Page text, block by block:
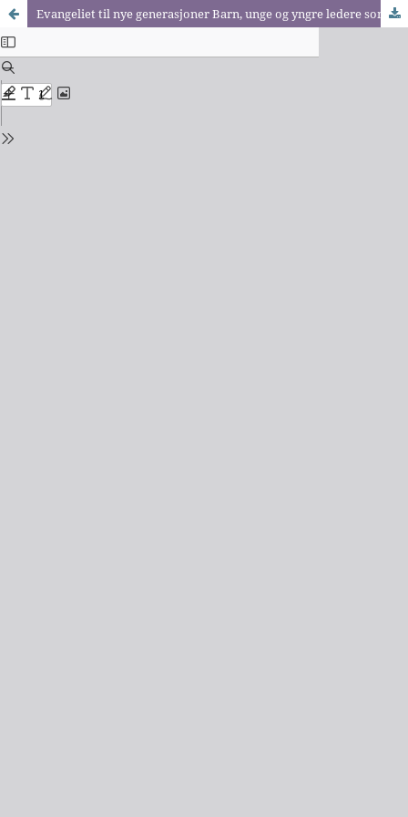
Evangeliet til nye generasjoner Barn, unge og yngre ledere som misjonale tema i Lausanne